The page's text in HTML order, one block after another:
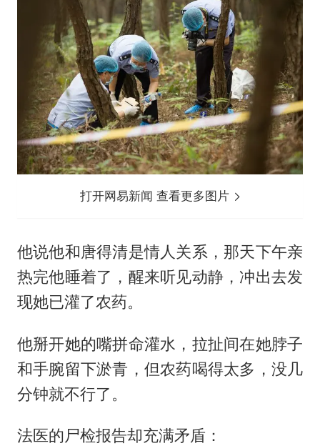
打开网易新闻 查看更多图片
他说他和唐得清是情人关系，那天下午亲
热完他睡着了，醒来听见动静，冲出去发
现她已灌了农药。
他掰开她的嘴拼命灌水，拉扯间在她脖子
和手腕留下淤青，但农药喝得太多，没几
分钟就不行了。
法医的尸检报告却充满矛盾：